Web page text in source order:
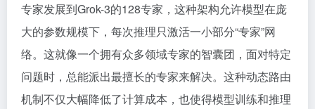
专家发展到Grok-3的128专家，这种架构允许模型在庞
大的参数规模下，每次推理只激活一小部分“专家”网
络。这就像一个拥有众多领域专家的智囊团，面对特定
问题时，总能派出最擅长的专家来解决。这种动态路由
机制不仅大幅降低了计算成本，也使得模型训练和推理